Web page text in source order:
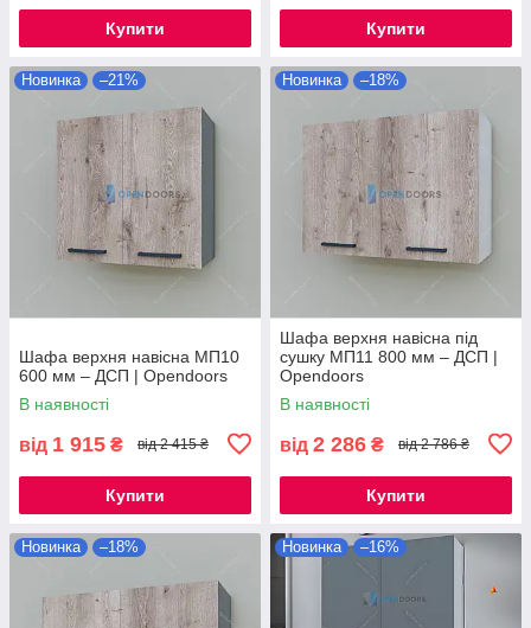
Купити Купити
Новинка –21%
Шафа верхня навісна МП10
600 мм – ДСП | Opendoors
В наявності
від 1 915 ₴ від 2 415 ₴
Купити
Новинка –18%
Шафа верхня навісна під
сушку МП11 800 мм – ДСП |
Opendoors
В наявності
від 2 286 ₴ від 2 786 ₴
Купити
Новинка –18% Новинка –16%